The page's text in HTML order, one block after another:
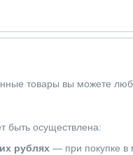
товары вы можете
быть осуществлена:
рублях — при покупке в